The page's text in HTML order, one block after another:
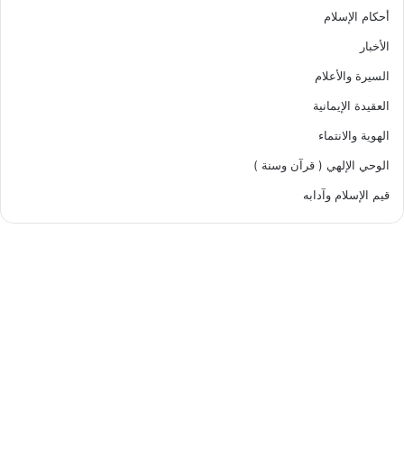
أحكام الإسلام
الأخبار
السيرة والأعلام
العقيدة الإيمانية
الهوية والانتماء
الوحي الإلهي ( قرآن وسنة )
قيم الإسلام وآدابه